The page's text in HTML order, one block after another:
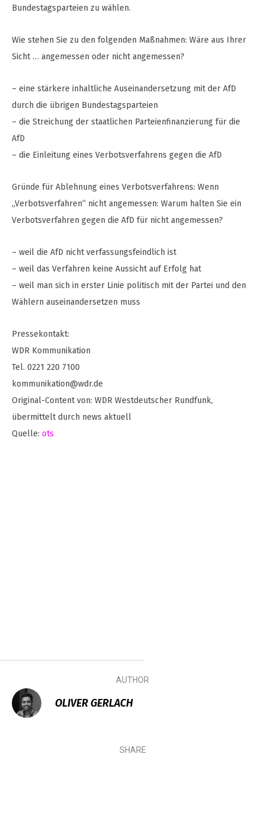
Bundestagsparteien zu wählen.
Wie stehen Sie zu den folgenden Maßnahmen: Wäre aus Ihrer
Sicht … angemessen oder nicht angemessen?
– eine stärkere inhaltliche Auseinandersetzung mit der AfD
durch die übrigen Bundestagsparteien
– die Streichung der staatlichen Parteienfinanzierung für die
AfD
– die Einleitung eines Verbotsverfahrens gegen die AfD
Gründe für Ablehnung eines Verbotsverfahrens: Wenn
„Verbotsverfahren“ nicht angemessen: Warum halten Sie ein
Verbotsverfahren gegen die AfD für nicht angemessen?
– weil die AfD nicht verfassungsfeindlich ist
– weil das Verfahren keine Aussicht auf Erfolg hat
– weil man sich in erster Linie politisch mit der Partei und den
Wählern auseinandersetzen muss
Pressekontakt:
WDR Kommunikation
Tel. 0221 220 7100
kommunikation@wdr.de
Original-Content von: WDR Westdeutscher Rundfunk,
übermittelt durch news aktuell
Quelle: ots
AUTHOR
OLIVER GERLACH
SHARE